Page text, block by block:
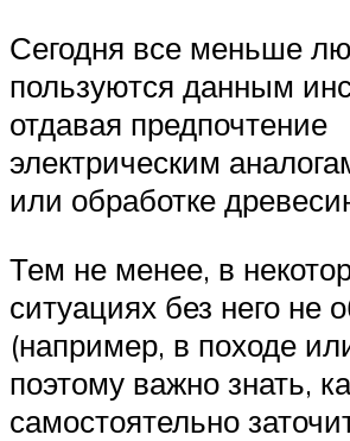
Сегодня все меньше
пользуются данным
отдавая предпочтение
электрическим
или обработке
Тем не менее, в
ситуациях без него не
(например, в походе
поэтому важно знать,
самостоятельно